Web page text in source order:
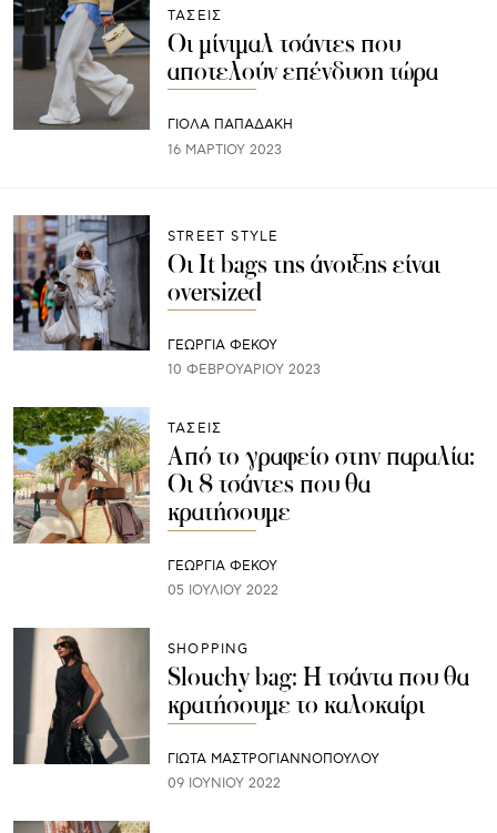
ΤΑΣΕΙΣ
Οι μίνιμαλ τσάντες που
αποτελούν επένδυση τώρα
ΓΙΌΛΑ ΠΑΠΑΔΆΚΗ
16 ΜΑΡΤΊΟΥ 2023
STREET STYLE
Οι It bags της άνοιξης είναι
οversized
ΓΕΩΡΓΙΑ ΦΕΚΟΥ
10 ΦΕΒΡΟΥΑΡΊΟΥ 2023
ΤΑΣΕΙΣ
Από το γραφείο στην παραλία:
Οι 8 τσάντες που θα
κρατήσουμε
ΓΕΩΡΓΙΑ ΦΕΚΟΥ
05 ΙΟΥΛΊΟΥ 2022
SHOPPING
Slouchy bag: Η τσάντα που θα
κρατήσουμε το καλοκαίρι
ΓΙΩΤΑ ΜΑΣΤΡΟΓΙΑΝΝΟΠΟΥΛΟΥ
09 ΙΟΥΝΊΟΥ 2022